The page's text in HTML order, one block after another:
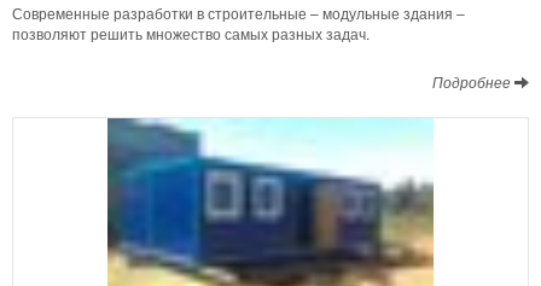
Современные разработки в строительные – модульные здания –
позволяют решить множество самых разных задач.
Подробнее